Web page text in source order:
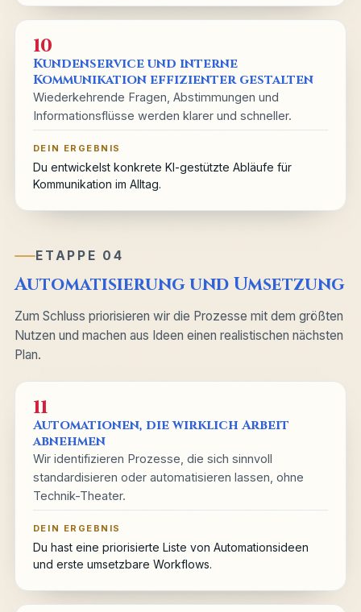
10
Kundenservice und interne
Kommunikation effizienter gestalten
Wiederkehrende Fragen, Abstimmungen und
Informationsflüsse werden klarer und schneller.
DEIN ERGEBNIS
Du entwickelst konkrete KI-gestützte Abläufe für
Kommunikation im Alltag.
ETAPPE 04
Automatisierung und Umsetzung
Zum Schluss priorisieren wir die Prozesse mit dem größten
Nutzen und machen aus Ideen einen realistischen nächsten
Plan.
11
Automationen, die wirklich Arbeit
abnehmen
Wir identifizieren Prozesse, die sich sinnvoll
standardisieren oder automatisieren lassen, ohne
Technik-Theater.
DEIN ERGEBNIS
Du hast eine priorisierte Liste von Automationsideen
und erste umsetzbare Workflows.